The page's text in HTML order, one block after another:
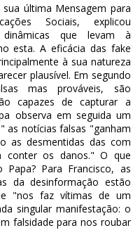
última Mensagem para
Sociais, explicou
que levam à
esta. A eficácia das fake
à sua natureza
plausível. Em segundo
mas prováveis, são
capazes de capturar a
observa em seguida um
as notícias falsas "ganham
as desmentidas das com
conter os danos." O que
Para Francisco, as
da desinformação estão
"nos faz vítimas de um
singular manifestação: o
falsidade para nos roubar